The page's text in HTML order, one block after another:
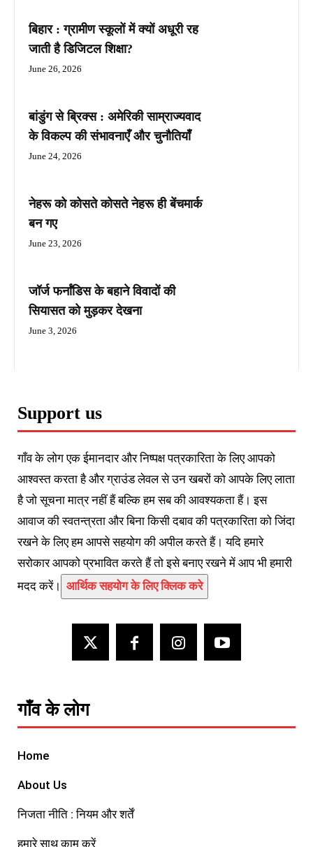
बिहार : ग्रामीण स्कूलों में क्यों अधूरी रह
जाती है डिजिटल शिक्षा?
June 26, 2026
बांडुंग से ब्रिक्स : अमेरिकी साम्राज्यवाद
के विकल्प की संभावनाएँ और चुनौतियाँ
June 24, 2026
नेहरू को कोसते कोसते नेहरू ही बेंचमार्क
बन गए
June 23, 2026
जॉर्ज फर्नांडिस के बहाने विवादों की
सियासत को मुड़कर देखना
June 3, 2026
Support us
गाँव के लोग एक ईमानदार और निष्पक्ष पत्रकारिता के लिए आपको
आश्वस्त करता है और ग्राउंड लेवल से उन खबरों को आपके लिए लाता
है जो सूचना मात्र नहीं हैं बल्कि हम सब की आवश्यकता हैं। इस
आवाज की स्वतन्त्रता और बिना किसी दबाव की पत्रकारिता को जिंदा
रखने के लिए हम आपसे सहयोग की अपील करते हैं। यदि हमारे
सरोकार आपको प्रभावित करते हैं तो इसे बनाए रखने में आप भी हमारी
मदद करें। आर्थिक सहयोग के लिए क्लिक करे
गाँव के लोग
Home
About Us
निजता नीति : नियम और शर्तें
हमारे साथ काम करें